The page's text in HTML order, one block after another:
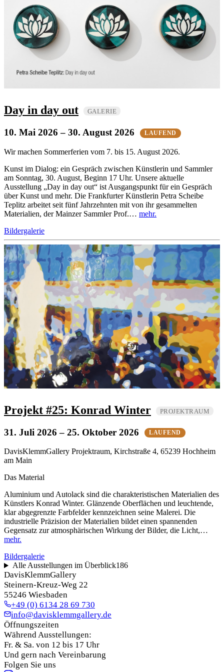
Day in day out GALERIE
10. Mai 2026 – 30. August 2026 LAUFEND
Wir machen Sommerferien vom 7. bis 15. August 2026.
Kunst im Dialog: ein Gespräch zwischen Künstlerin und Sammler
am Sonntag, 30. August, Beginn 17 Uhr. Unsere aktuelle
Ausstellung „Day in day out“ ist Ausgangspunkt für ein Gespräch
über Kunst und mehr. Die Frankfurter Künstlerin Petra Scheibe
Teplitz arbeitet seit fünf Jahrzehnten mit von ihr gesammelten
Materialien, der Mainzer Sammler Prof.… mehr.
Bildergalerie
Projekt #25: Konrad Winter PROJEKTRAUM
31. Juli 2026 – 25. Oktober 2026 LAUFEND
DavisKlemmGallery Projektraum, Kirchstraße 4, 65239 Hochheim
am Main
Das Material
Aluminium und Autolack sind die charakteristischen Materialien des
Künstlers Konrad Winter. Glänzende Oberflächen und leuchtende,
klar abgegrenzte Farbfelder kennzeichnen seine Malerei. Die
industrielle Präzision der Materialien bildet einen spannenden
Gegensatz zur atmosphärischen Wirkung der Bilder, die Licht,…
mehr.
Bildergalerie
Alle Ausstellungen im Überblick186
DavisKlemmGallery
Steinern-Kreuz-Weg 22
55246 Wiesbaden
+49 (0) 6134 28 69 730
info@davisklemmgallery.de
Öffnungszeiten
Während Ausstellungen:
Fr. & Sa. von 12 bis 17 Uhr
Und gern nach Vereinbarung
Folgen Sie uns